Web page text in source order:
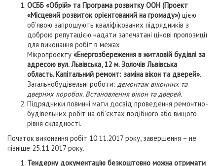
ОСББ «Обрій» та Програма розвитку ООН (Проект
«Місцевий розвиток орієнтований на громаду») цією
об’явою запрошують кваліфікованих підрядників з
доброю репутацією надати запечатані цінові пропозиції
для виконання робіт в межах
Мікропроекту «Енергозбереження в житловій будівлі за
адресою вул. Львівська, 12 м. Золочів Львівська
область. Капітальний ремонт: заміна вікон та дверей».
Загальнобудівельні роботи: демонтаж віконних та
дверних коробок. Встановлення вікон та дверей.
Підрядники повинні мати досвід проведення ремонтно-
будівельних робіт на об’єктах подібного або вищого
рівня складності.
Початок виконання робіт 10.11.2017 року, завершення – не
пізніше 25.11.2017 року.
Тендерну документацію безкоштовно можна отримати